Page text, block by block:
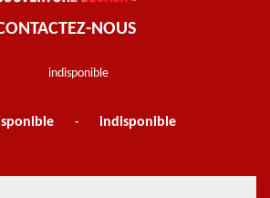
NOUS
indisponible
- indisponible